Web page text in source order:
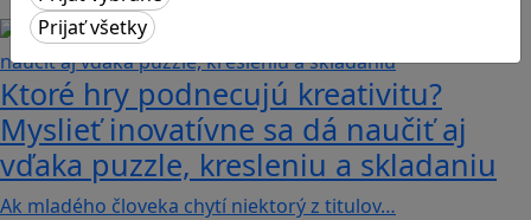
Ktoré hry podnecujú kreativitu?
Myslieť inovatívne sa dá naučiť aj
vďaka puzzle, kresleniu a skladaniu
Ak mladého človeka chytí niektorý z titulov…